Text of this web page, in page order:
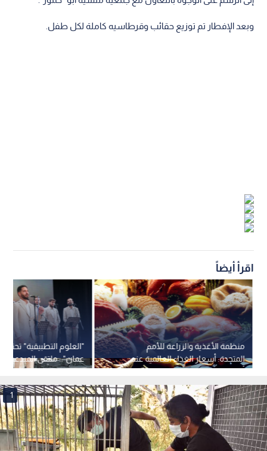
وبعد الإفطار تم توزيع حقائب وقرطاسيه كاملة لكل طفل.
اقرأ أيضاً
"العلوم التطبيقية"
عمان".. ملتقى المبدعين
منظمة الأغذية والزراعة للأمم
المتحدة: أسعار الغذاء العالمية عند
أعلى مستوى منذ 3 سنوات ونصف
1